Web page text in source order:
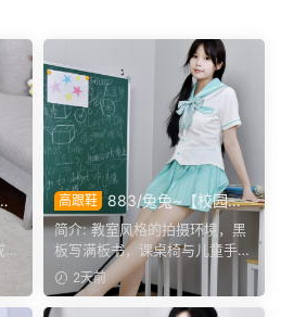
脱
高跟鞋 883/兔兔~【校园清
欢】黑板课桌椅为伴，水手服
演绎烂漫青春光景。
简介: 教室风格的拍摄环境，黑
板写满板书，课桌椅与儿童手绘
作品烘托校园氛围。兔...
2天前